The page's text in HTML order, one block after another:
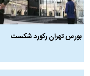
بورس تهران رکورد شکست